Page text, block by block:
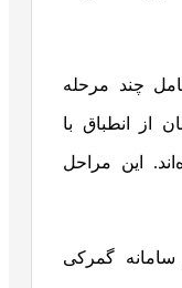
چند مرحله
انطباق با
این مراحل
گمرکی